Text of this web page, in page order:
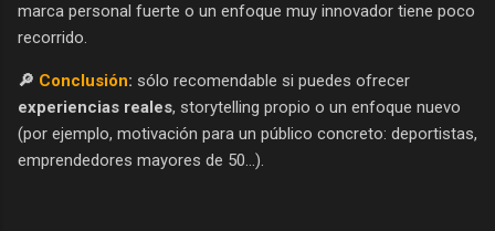
marca personal fuerte o un enfoque muy innovador tiene poco
recorrido.
🔎 Conclusión: sólo recomendable si puedes ofrecer
experiencias reales, storytelling propio o un enfoque nuevo
(por ejemplo, motivación para un público concreto: deportistas,
emprendedores mayores de 50...).